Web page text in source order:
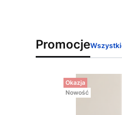
Promocje
Okazja
Nowość